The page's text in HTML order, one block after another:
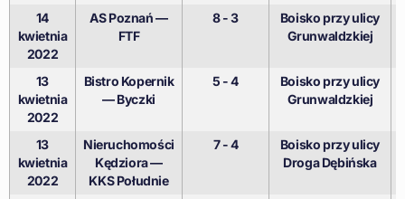
14
kwietnia
2022
AS Poznań —
FTF
8 - 3
Boisko przy ulicy
Grunwaldzkiej
13
kwietnia
2022
Bistro Kopernik
— Byczki
5 - 4
Boisko przy ulicy
Grunwaldzkiej
13
kwietnia
2022
Nieruchomości
Kędziora —
KKS Południe
7 - 4
Boisko przy ulicy
Droga Dębińska